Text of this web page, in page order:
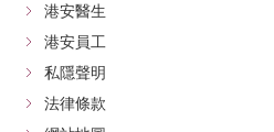
港安醫生
港安員工
私隱聲明
法律條款